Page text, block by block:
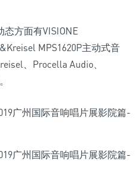
方面有VISIONE
MPS1620P主动式音
、Procella Audio、